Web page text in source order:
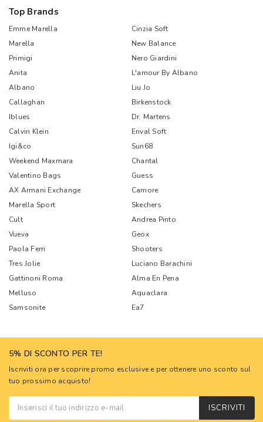
Top Brands
Emme Marella
Cinzia Soft
Marella
New Balance
Primigi
Nero Giardini
Anita
L'amour By Albano
Albano
Liu Jo
Callaghan
Birkenstock
Iblues
Dr. Martens
Calvin Klein
Enval Soft
Igi&co
Sun68
Weekend Maxmara
Chantal
Valentino Bags
Guess
AX Armani Exchange
Camore
Marella Sport
Skechers
Cult
Andrea Pinto
Vueva
Geox
Paola Ferri
Shooters
Tres Jolie
Luciano Barachini
Gattinoni Roma
Alma En Pena
Melluso
Aquaclara
Samsonite
Ea7
5% DI SCONTO PER TE!
Iscriviti ora per scoprire promo esclusive e per ottenere uno sconto sul
tuo prossimo acquisto!
ISCRIVITI